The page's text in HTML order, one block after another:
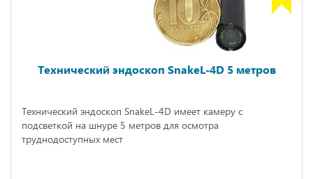
Технический эндоскоп SnakeL-4D 5 метров
Технический эндоскоп SnakeL-4D имеет камеру с
подсветкой на шнуре 5 метров для осмотра
труднодоступных мест